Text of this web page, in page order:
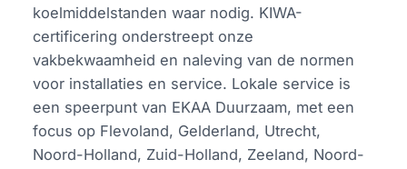
koelmiddelstanden waar nodig. KIWA-
certificering onderstreept onze
vakbekwaamheid en naleving van de normen
voor installaties en service. Lokale service is
een speerpunt van EKAA Duurzaam, met een
focus op Flevoland, Gelderland, Utrecht,
Noord-Holland, Zuid-Holland, Zeeland, Noord-